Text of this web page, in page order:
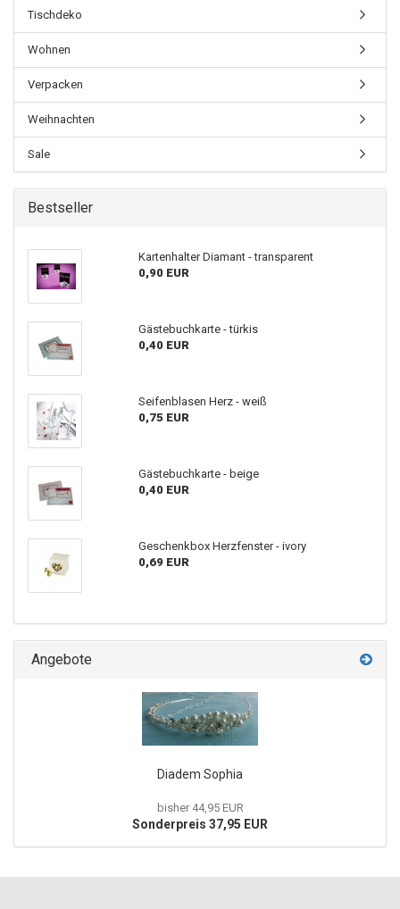
Tischdeko
Wohnen
Verpacken
Weihnachten
Sale
Bestseller
Kartenhalter Diamant - transparent
0,90 EUR
Gästebuchkarte - türkis
0,40 EUR
Seifenblasen Herz - weiß
0,75 EUR
Gästebuchkarte - beige
0,40 EUR
Geschenkbox Herzfenster - ivory
0,69 EUR
Angebote
Diadem Sophia
bisher 44,95 EUR
Sonderpreis 37,95 EUR